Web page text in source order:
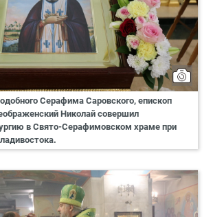
Серафима Саровского, епископ
Николай совершил
в Свято-Серафимовском храме при